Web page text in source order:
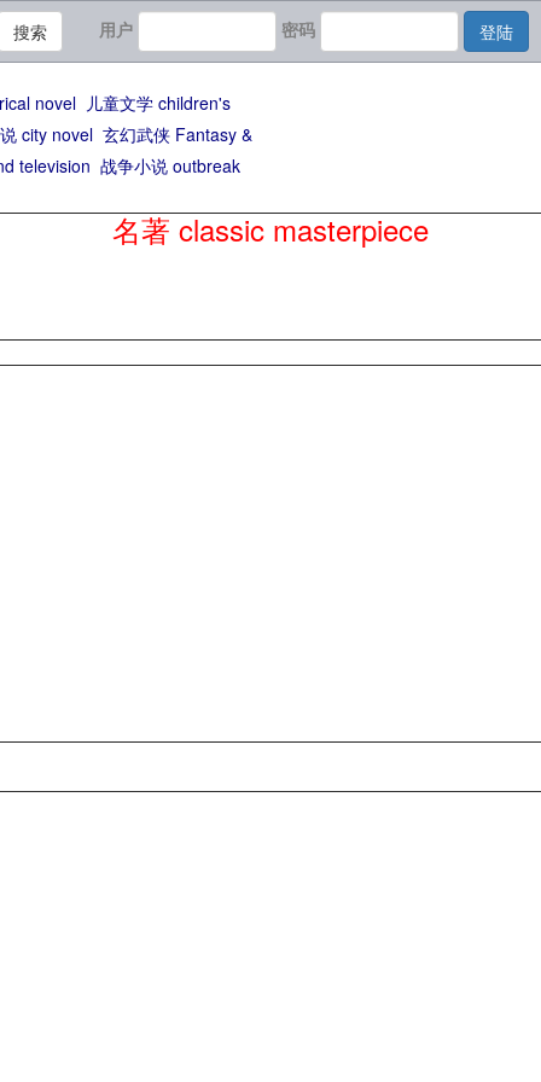
搜索 用户 密码 登陆
novel 儿童文学 children's
city novel 玄幻武侠 Fantasy &
television 战争小说 outbreak
名著 classic masterpiece